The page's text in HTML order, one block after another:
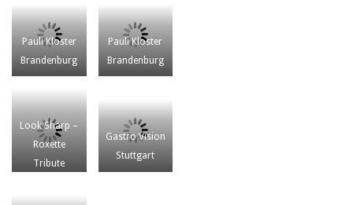
Pauli Kloster
Brandenburg
Pauli Kloster
Brandenburg
Look Sharp –
Roxette
Tribute
Gastro Vision
Stuttgart